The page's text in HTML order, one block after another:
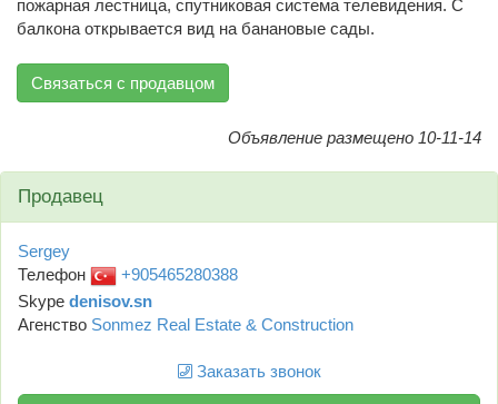
пожарная лестница, спутниковая система телевидения. С
балкона открывается вид на банановые сады.
Связаться с продавцом
Объявление размещено 10-11-14
Продавец
Sergey
Телефон
+905465280388
Skype denisov.sn
Агенство Sonmez Real Estate & Construction
Заказать звонок